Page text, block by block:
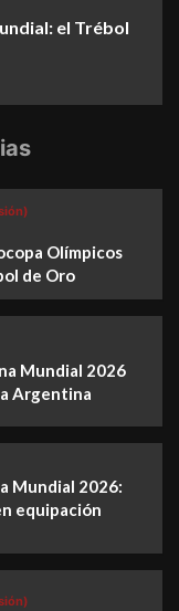
el Trébol
Olímpicos
de Oro
Mundial 2026
Argentina
Mundial 2026:
equipación